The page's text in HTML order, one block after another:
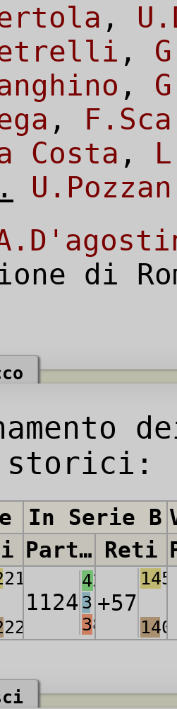
,
,
,
,
Costa ,
U.Pozzan
di
storici:
In Serie B
Partite Reti
1124
427
311
386
+57